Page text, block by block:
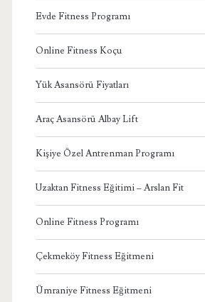
Evde Fitness Programı
Online Fitness Koçu
Yük Asansörü Fiyatları
Araç Asansörü Albay Lift
Kişiye Özel Antrenman Programı
Uzaktan Fitness Eğitimi – Arslan Fit
Online Fitness Programı
Çekmeköy Fitness Eğitmeni
Ümraniye Fitness Eğitmeni